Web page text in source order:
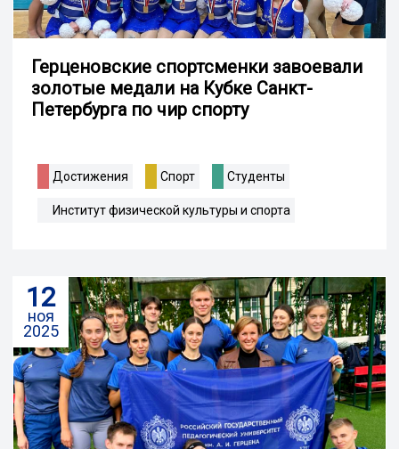
Герценовские спортсменки завоевали
золотые медали на Кубке Санкт-
Петербурга по чир спорту
Достижения Спорт Студенты
Институт физической культуры и спорта
12
ноя
2025